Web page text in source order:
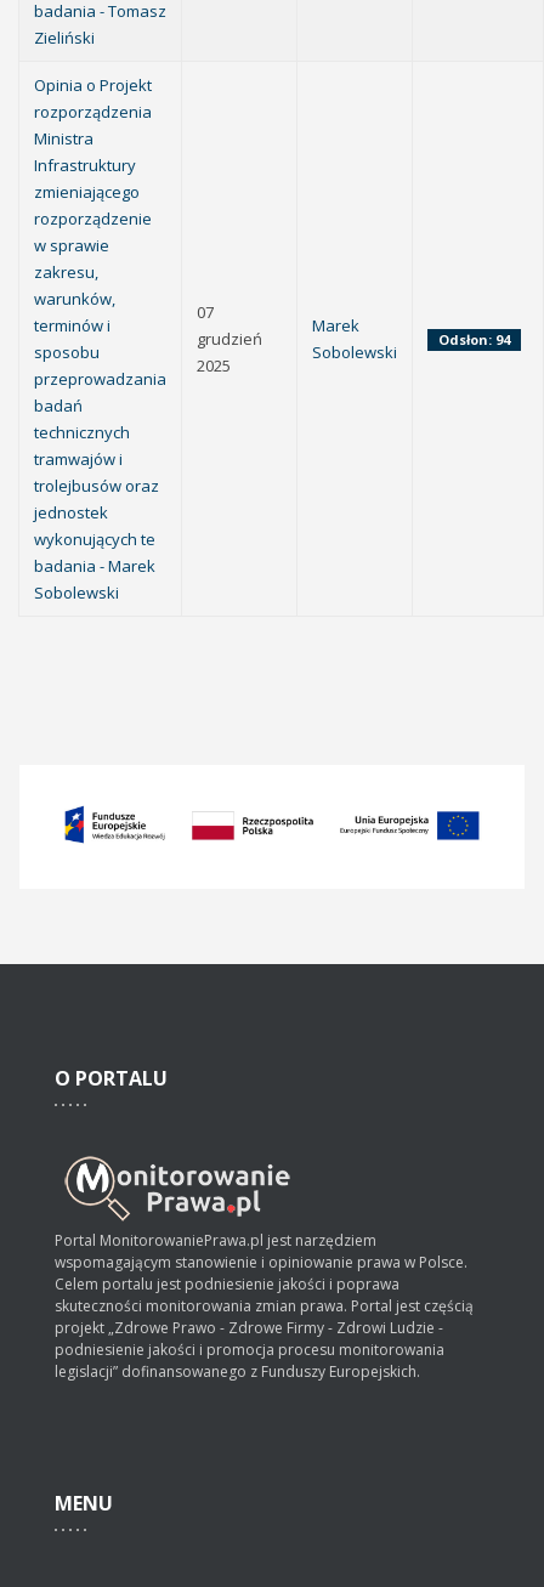
badania - Tomasz
Zieliński
Opinia o Projekt
rozporządzenia
Ministra
Infrastruktury
zmieniającego
rozporządzenie
w sprawie
zakresu,
warunków,
terminów i
sposobu
przeprowadzania
badań
technicznych
tramwajów i
trolejbusów oraz
jednostek
wykonujących te
badania - Marek
Sobolewski
07
grudzień
2025
Marek
Sobolewski
Odsłon: 94
O PORTALU
Portal MonitorowaniePrawa.pl jest narzędziem
wspomagającym stanowienie i opiniowanie prawa w Polsce.
Celem portalu jest podniesienie jakości i poprawa
skuteczności monitorowania zmian prawa. Portal jest częścią
projekt „Zdrowe Prawo - Zdrowe Firmy - Zdrowi Ludzie -
podniesienie jakości i promocja procesu monitorowania
legislacji” dofinansowanego z Funduszy Europejskich.
MENU